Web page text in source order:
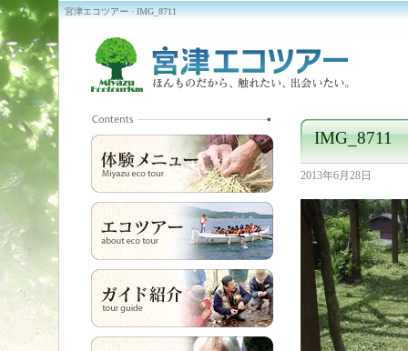
宮津エコツアー · IMG_8711
IMG_8711
2013年6月28日